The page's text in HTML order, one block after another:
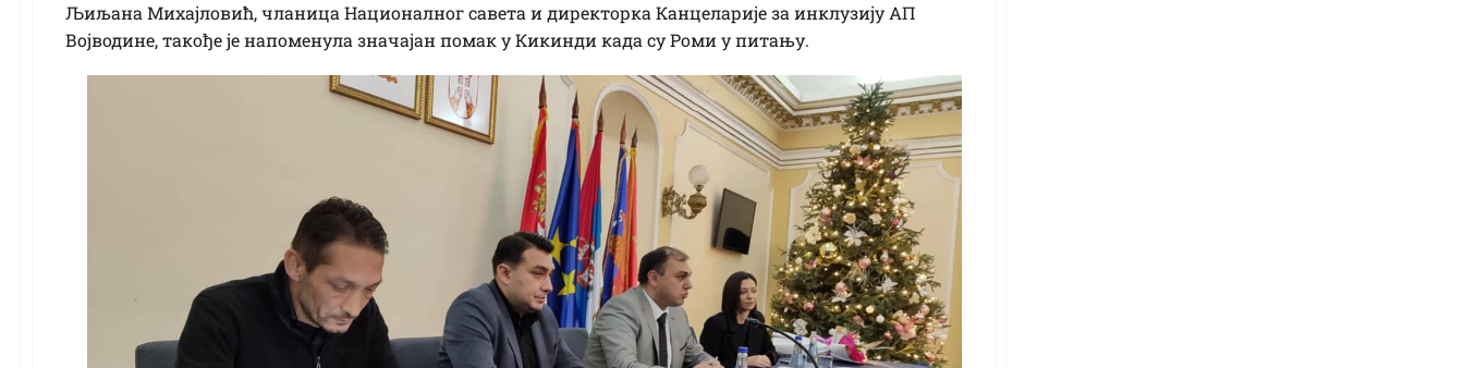
Љиљана Михајловић, чланица Националног савета и директорка Канцеларије за инклузију АП
Војводине, такође је напоменула значајан помак у Кикинди када су Роми у питању.